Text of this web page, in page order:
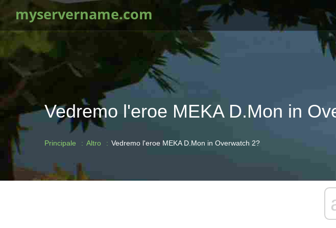
myservername.com
Vedremo l'eroe MEKA D.Mon in
Principale Altro Vedremo l'eroe MEKA D.Mon in Overwatch 2?